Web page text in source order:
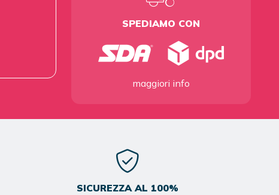
SPEDIAMO CON
maggiori info
SICUREZZA AL 100%